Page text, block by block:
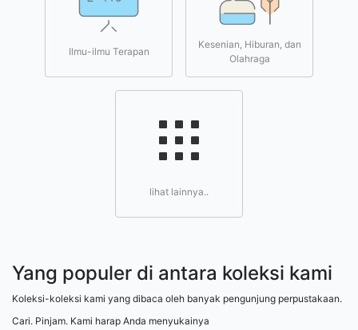
Ilmu-ilmu Terapan
Kesenian, Hiburan, dan
Olahraga
lihat lainnya..
Yang populer di antara koleksi kami
Koleksi-koleksi kami yang dibaca oleh banyak pengunjung perpustakaan.
Cari. Pinjam. Kami harap Anda menyukainya